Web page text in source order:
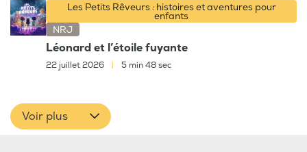
Les Petits Rêveurs : histoires et aventures pour
enfants
NRJ
Léonard et l’étoile fuyante
22 juillet 2026 5 min 48 sec
Voir plus